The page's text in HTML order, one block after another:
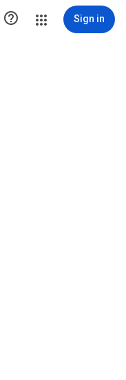
 Sign in